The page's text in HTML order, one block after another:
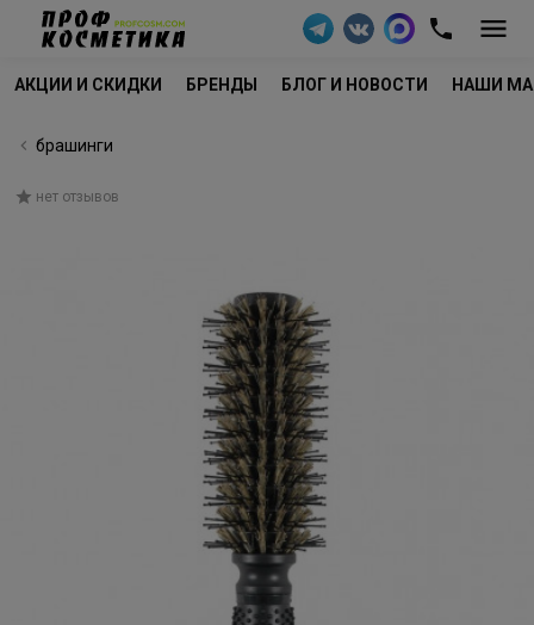
АКЦИИ И СКИДКИ БРЕНДЫ БЛОГ И НОВОСТИ НАШИ
брашинги
нет отзывов